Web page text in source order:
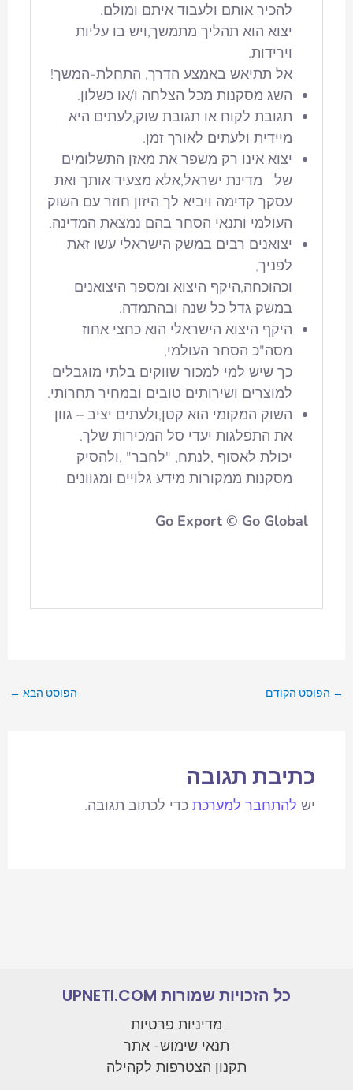
להכיר אותם ולעבוד איתם ומולם.
יצוא הוא תהליך מתמשך,ויש בו עליות
וירידות.
אל תתיאש באמצע הדרך, התחלת-המשך!
השג מסקנות מכל הצלחה ו/או כשלון.
תגובת לקוח או תגובת שוק,לעתים היא
מיידית ולעתים לאורך זמן.
יצוא אינו רק משפר את מאזן התשלומים
של מדינת ישראל,אלא מצעיד אותך ואת
עסקך קדימה ויביא לך היזון חוזר עם השוק
העולמי ותנאי הסחר בהם נמצאת המדינה.
יצואנים רבים במשק הישראלי עשו זאת
לפניך,
וכהוכחה,היקף היצוא ומספר היצואנים
במשק גדל כל שנה ובהתמדה.
היקף היצוא הישראלי הוא כחצי אחוז
מסה"כ הסחר העולמי,
כך שיש למי למכור שווקים בלתי מוגבלים
למוצרים ושירותים טובים ובמחיר תחרותי.
השוק המקומי הוא קטן,ולעתים יציב – גוון
את התפלגות יעדי סל המכירות שלך.
יכולת לאסוף ,לנתח, "לחבר" ,ולהסיק
מסקנות ממקורות מידע גלויים ומגוונים
Go Export © Go Global
→ הפוסט הקודם הפוסט הבא ←
כתיבת תגובה
יש להתחבר למערכת כדי לכתוב תגובה.
כל הזכויות שמורות UPNETI.COM
מדיניות פרטיות
תנאי שימוש- אתר
תקנון הצטרפות לקהילה